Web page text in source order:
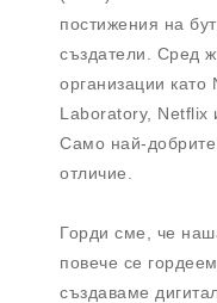
постижения на
създатели. Сред
организации като
Laboratory, Netflix
Само най-добрите
отличие.
Горди сме, че
повече се
създаваме